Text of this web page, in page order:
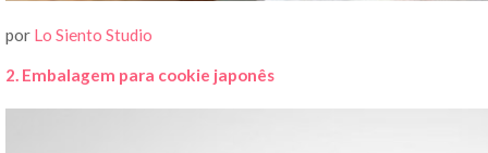
por Lo Siento Studio
2. Embalagem para cookie japonês